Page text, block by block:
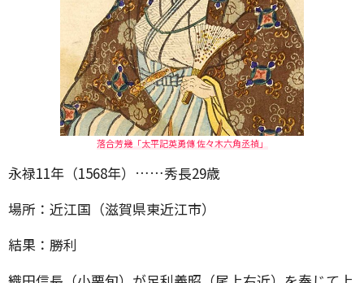
落合芳幾「太平記英勇傳 佐々木六角丞禎」
永禄11年（1568年）……秀長29歳
場所：近江国（滋賀県東近江市）
結果：勝利